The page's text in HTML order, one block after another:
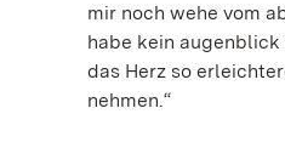
mir noch wehe vom
habe kein
das Herz so
nehmen.“